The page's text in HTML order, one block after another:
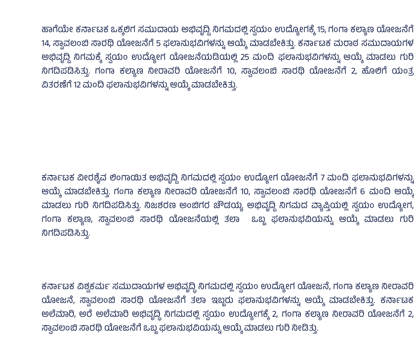
ಹಾಗೆಯೇ ಕರ್ನಾಟಕ ಒಕ್ಕಲಿಗ ಸಮುದಾಯ ಅಭಿವೃದ್ದಿ ನಿಗಮದಲ್ಲಿ ಸ್ವಯಂ ಉದ್ಯೋಗಕ್ಕೆ 15, ಗಂಗಾ ಕಲ್ಯಾಣ ಯೋಜನೆಗೆ
14, ಸ್ವಾವಲಂಬಿ ಸಾರಥಿ ಯೋಜನೆಗೆ 5 ಫಲಾನುಭವಿಗಳನ್ನು ಆಯ್ಕೆ ಮಾಡಬೇಕಿತ್ತು. ಕರ್ನಾಟಕ ಮರಾಠ ಸಮುದಾಯಗಳ
ಅಭಿವೃದ್ದಿ ನಿಗಮಕ್ಕೆ ಸ್ವಯಂ ಉದ್ಯೋಗ ಯೋಜನೆಯಡಿಯಲ್ಲಿ 25 ಮಂದಿ ಫಲಾನುಭವಿಗಳನ್ನು ಆಯ್ಕೆ ಮಾಡಲು ಗುರಿ
ನಿಗದಿಪಡಿಸಿತ್ತು. ಗಂಗಾ ಕಲ್ಯಾಣ ನೀರಾವರಿ ಯೋಜನೆಗೆ 10, ಸ್ವಾವಲಂಬಿ ಸಾರಥಿ ಯೋಜನೆಗೆ 2, ಹೊಲಿಗೆ ಯಂತ್ರ
ವಿತರಣೆಗೆ 12 ಮಂದಿ ಫಲಾನುಭವಿಗಳನ್ನು ಆಯ್ಕೆ ಮಾಡಬೇಕಿತ್ತು.
ಕರ್ನಾಟಕ ವೀರಶೈವ ಲಿಂಗಾಯಿತ ಅಭಿವೃದ್ದಿ ನಿಗಮದಲ್ಲಿ ಸ್ವಯಂ ಉದ್ಯೋಗ ಯೋಜನೆಗೆ 7 ಮಂದಿ ಫಲಾನುಭವಿಗಳನ್ನು
ಆಯ್ಕೆ ಮಾಡಬೇಕಿತ್ತು. ಗಂಗಾ ಕಲ್ಯಾಣ ನೀರಾವರಿ ಯೋಜನೆಗೆ 10, ಸ್ವಾವಲಂಬಿ ಸಾರಥಿ ಯೋಜನೆಗೆ 6 ಮಂದಿ ಆಯ್ಕೆ
ಮಾಡಲು ಗುರಿ ನಿಗದಿಪಡಿಸಿತ್ತು. ನಿಜಶರಣ ಅಂಬಿಗರ ಚೌಡಯ್ಯ ಅಭಿವೃದ್ದಿ ನಿಗಮದ ವ್ಯಾಪ್ತಿಯಲ್ಲಿ ಸ್ವಯಂ ಉದ್ಯೋಗ,
ಗಂಗಾ ಕಲ್ಯಾಣ, ಸ್ವಾವಲಂಬಿ ಸಾರಥಿ ಯೋಜನೆಯಲ್ಲಿ ತಲಾ ಒಬ್ಬ ಫಲಾನುಭವಿಯನ್ನು ಆಯ್ಕೆ ಮಾಡಲು ಗುರಿ
ನಿಗದಿಪಡಿಸಿತ್ತು.
ಕರ್ನಾಟಕ ವಿಶ್ವಕರ್ಮ ಸಮುದಾಯಗಳ ಅಭಿವೃದ್ಧಿ ನಿಗಮದಲ್ಲಿ ಸ್ವಯಂ ಉದ್ಯೋಗ ಯೋಜನೆ, ಗಂಗಾ ಕಲ್ಯಾಣ ನೀರಾವರಿ
ಯೋಜನೆ, ಸ್ವಾವಲಂಬಿ ಸಾರಥಿ ಯೋಜನೆಗೆ ತಲಾ ಇಬ್ಬರು ಫಲಾನುಭವಿಗಳನ್ನು ಆಯ್ಕೆ ಮಾಡಬೇಕಿತ್ತು. ಕರ್ನಾಟಕ
ಅಲೆಮಾರಿ, ಅರೆ ಅಲೆಮಾರಿ ಅಭಿವೃದ್ಧಿ ನಿಗಮದಲ್ಲಿ ಸ್ವಯಂ ಉದ್ಯೋಗಕ್ಕೆ 2, ಗಂಗಾ ಕಲ್ಯಾಣ ನೀರಾವರಿ ಯೋಜನೆಗೆ 2,
ಸ್ವಾವಲಂಬಿ ಸಾರಥಿ ಯೋಜನೆಗೆ ಒಬ್ಬ ಫಲಾನುಭವಿಯನ್ನು ಆಯ್ಕೆ ಮಾಡಲು ಗುರಿ ನೀಡಿತ್ತು.